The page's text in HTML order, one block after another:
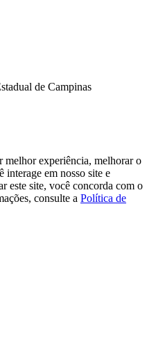
de Campinas
melhor experiência, melhorar o
interage em nosso site e
este site, você concorda com o
consulte a Política de